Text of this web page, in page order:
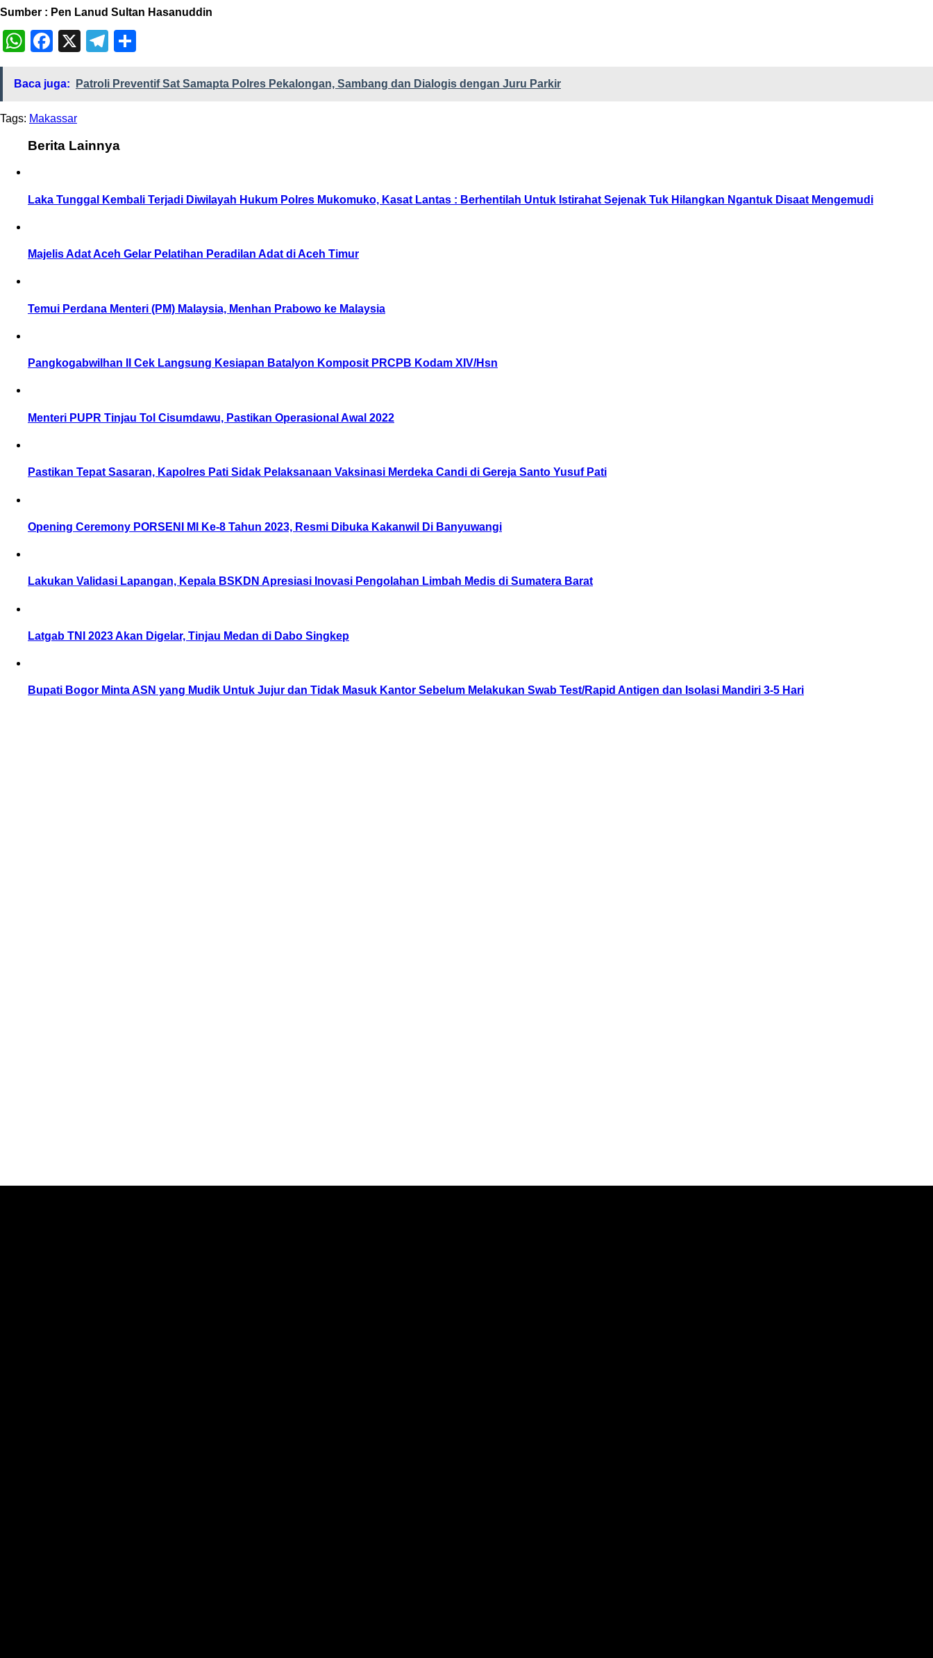
Sumber : Pen Lanud Sultan Hasanuddin
WhatsApp
Facebook
X Telegram
Baca juga: Patroli Preventif Sat Samapta Polres Pekalongan, Sambang dan Dialogis dengan Juru Parkir
Tags: Makassar
Berita Lainnya
Laka Tunggal Kembali Terjadi Diwilayah Hukum Polres Mukomuko, Kasat Lantas : Berhentilah Untuk Istirahat Sejenak Tuk Hilangkan Ngantuk Disaat Mengemudi
Majelis Adat Aceh Gelar Pelatihan Peradilan Adat di Aceh Timur
Temui Perdana Menteri (PM) Malaysia, Menhan Prabowo ke Malaysia
Pangkogabwilhan II Cek Langsung Kesiapan Batalyon Komposit PRCPB Kodam XIV/Hsn
Menteri PUPR Tinjau Tol Cisumdawu, Pastikan Operasional Awal 2022
Pastikan Tepat Sasaran, Kapolres Pati Sidak Pelaksanaan Vaksinasi Merdeka Candi di Gereja Santo Yusuf Pati
Opening Ceremony PORSENI MI Ke-8 Tahun 2023, Resmi Dibuka Kakanwil Di Banyuwangi
Lakukan Validasi Lapangan, Kepala BSKDN Apresiasi Inovasi Pengolahan Limbah Medis di Sumatera Barat
Latgab TNI 2023 Akan Digelar, Tinjau Medan di Dabo Singkep
Bupati Bogor Minta ASN yang Mudik Untuk Jujur dan Tidak Masuk Kantor Sebelum Melakukan Swab Test/Rapid Antigen dan Isolasi Mandiri 3-5 Hari